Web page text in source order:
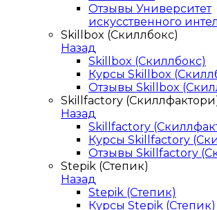
Отзывы Университет
искусственного
Skillbox (Скиллбокс)
Назад
Skillbox (Скиллбокс)
Курсы Skillbox
Отзывы Skillbox
Skillfactory
Назад
Skillfactory
Курсы Skillfactory
Отзывы Skillfactory
Stepik (Степик)
Назад
Stepik (Степик)
Курсы Stepik (Степик)